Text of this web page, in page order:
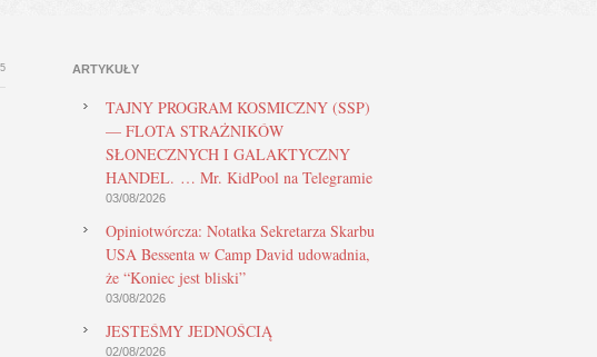
ARTYKUŁY
TAJNY PROGRAM KOSMICZNY (SSP)
— FLOTA STRAŻNIKÓW
SŁONECZNYCH I GALAKTYCZNY
HANDEL. … Mr. KidPool na Telegramie
03/08/2026
Opiniotwórcza: Notatka Sekretarza Skarbu
USA Bessenta w Camp David udowadnia,
że “Koniec jest bliski”
03/08/2026
JESTEŚMY JEDNOŚCIĄ
02/08/2026